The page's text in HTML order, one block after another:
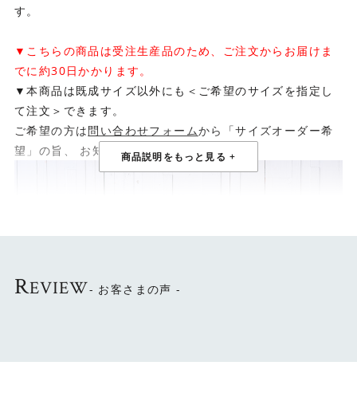
す。
▼こちらの商品は受注生産品のため、ご注文からお届けま
でに約30日かかります。
▼本商品は既成サイズ以外にも＜ご希望のサイズを指定し
て注文＞できます。
ご希望の方は問い合わせフォームから「サイズオーダー希
望」の旨、 お知らせください。
REVIEW- お客さまの声 -